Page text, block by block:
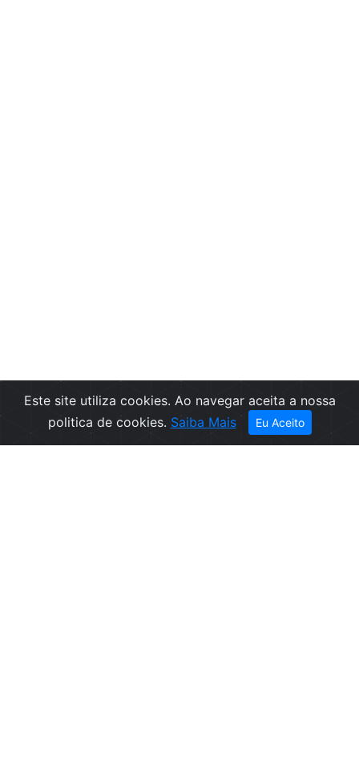
Filtros
Este site utiliza cookies. Ao navegar aceita a nossa
politica de cookies. Saiba Mais Eu Aceito